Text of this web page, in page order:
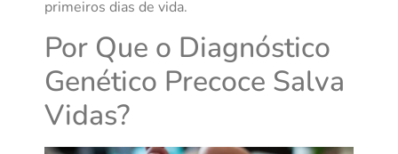
primeiros dias de vida.
Por Que o Diagnóstico
Genético Precoce Salva
Vidas?